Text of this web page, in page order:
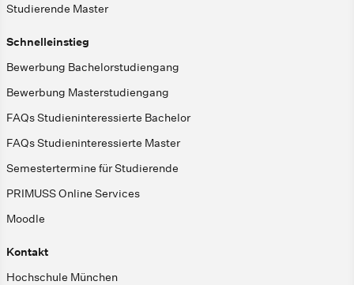
Studierende Master
Schnelleinstieg
Bewerbung Bachelorstudiengang
Bewerbung Masterstudiengang
FAQs Studieninteressierte Bachelor
FAQs Studieninteressierte Master
Semestertermine für Studierende
PRIMUSS Online Services
Moodle
Kontakt
Hochschule München